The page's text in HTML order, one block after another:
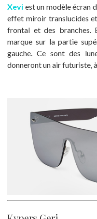
Xevi estun modèle écran
effet miroir translucides
frontal et des branches.
marque sur la partie
gauche. Ce sont des
donneront un air futuriste,